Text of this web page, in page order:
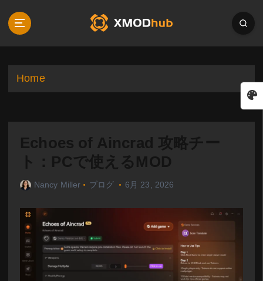
p
Home
Echoes of Aincrad 攻略チー
ト：PCで使えるMOD
Nancy Miller ブログ 6月 23, 2026